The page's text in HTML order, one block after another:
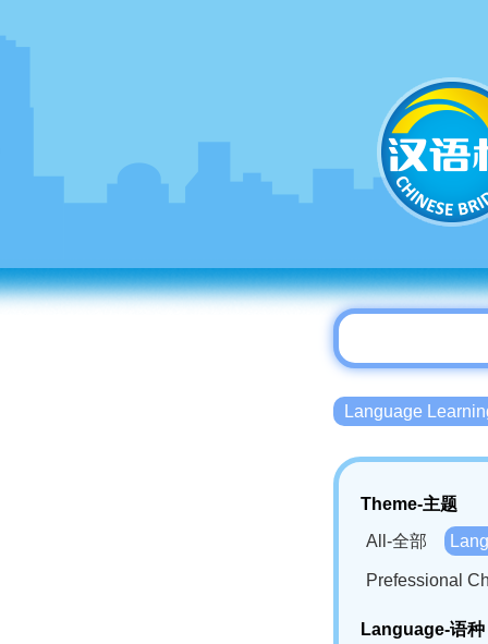
Language
Theme-主题
All-全部
Prefessional
Language-语种